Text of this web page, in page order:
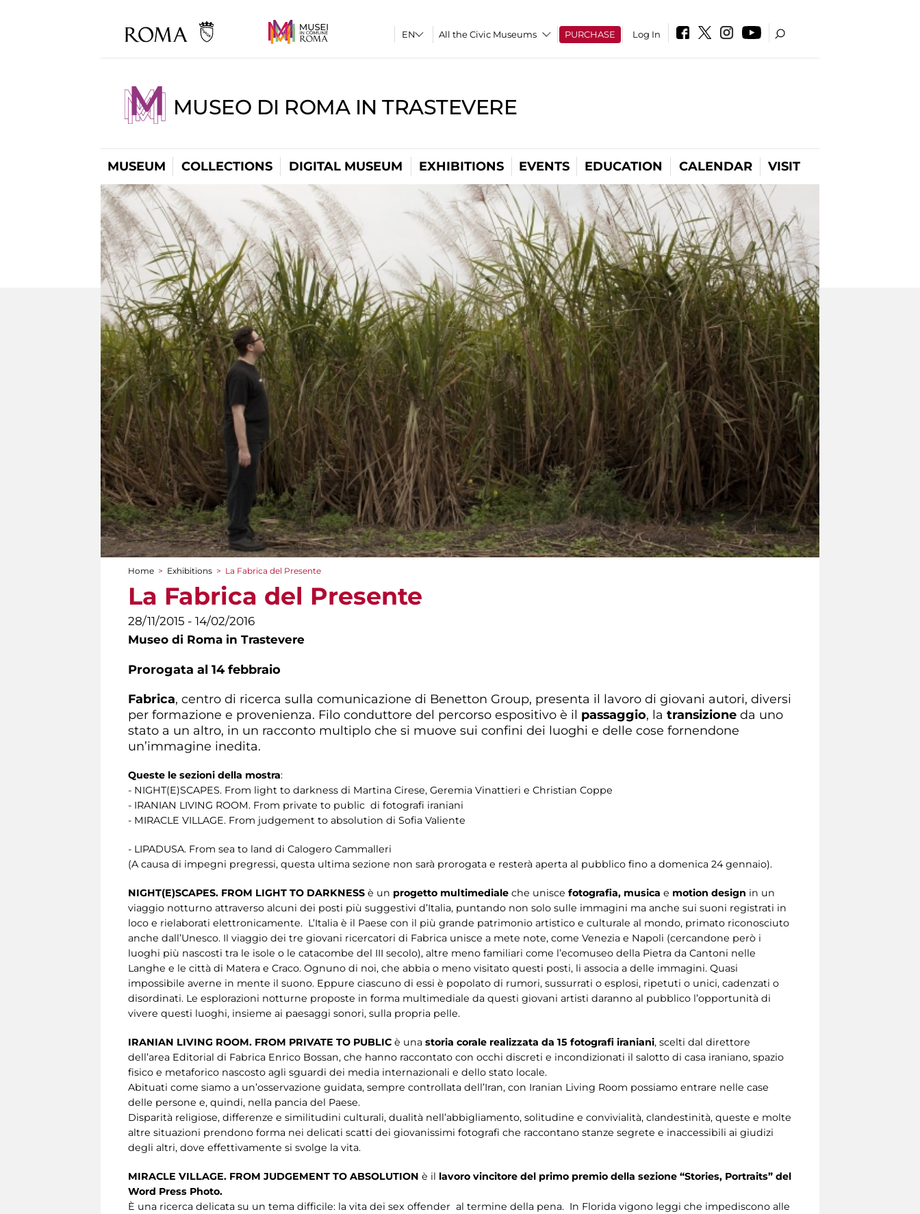
All the Civic Museums PURCHASE Log In
MUSEO DI ROMA IN TRASTEVERE
MUSEUM COLLECTIONS DIGITAL MUSEUM EXHIBITIONS EVENTS EDUCATION CALENDAR VISIT
You are here
Home > Exhibitions > La Fabrica del Presente
La Fabrica del Presente
28/11/2015 - 14/02/2016
Museo di Roma in Trastevere
Prorogata al 14 febbraio
Fabrica, centro di ricerca sulla comunicazione di Benetton Group, presenta il lavoro di giovani autori, diversi
per formazione e provenienza. Filo conduttore del percorso espositivo è il passaggio, la transizione da uno
stato a un altro, in un racconto multiplo che si muove sui confini dei luoghi e delle cose fornendone
un’immagine inedita.
Queste le sezioni della mostra:
- NIGHT(E)SCAPES. From light to darkness di Martina Cirese, Geremia Vinattieri e Christian Coppe
- IRANIAN LIVING ROOM. From private to public di fotografi iraniani
- MIRACLE VILLAGE. From judgement to absolution di Sofia Valiente
- LIPADUSA. From sea to land di Calogero Cammalleri
(A causa di impegni pregressi, questa ultima sezione non sarà prorogata e resterà aperta al pubblico fino a domenica 24 gennaio).
NIGHT(E)SCAPES. FROM LIGHT TO DARKNESS è un progetto multimediale che unisce fotografia, musica e motion design in un
viaggio notturno attraverso alcuni dei posti più suggestivi d’Italia, puntando non solo sulle immagini ma anche sui suoni registrati in
loco e rielaborati elettronicamente. L’Italia è il Paese con il più grande patrimonio artistico e culturale al mondo, primato riconosciuto
anche dall’Unesco. Il viaggio dei tre giovani ricercatori di Fabrica unisce a mete note, come Venezia e Napoli (cercandone però i
luoghi più nascosti tra le isole o le catacombe del III secolo), altre meno familiari come l’ecomuseo della Pietra da Cantoni nelle
Langhe e le città di Matera e Craco. Ognuno di noi, che abbia o meno visitato questi posti, li associa a delle immagini. Quasi
impossibile averne in mente il suono. Eppure ciascuno di essi è popolato di rumori, sussurrati o esplosi, ripetuti o unici, cadenzati o
disordinati. Le esplorazioni notturne proposte in forma multimediale da questi giovani artisti daranno al pubblico l’opportunità di
vivere questi luoghi, insieme ai paesaggi sonori, sulla propria pelle.
IRANIAN LIVING ROOM. FROM PRIVATE TO PUBLIC è una storia corale realizzata da 15 fotografi iraniani, scelti dal direttore
dell’area Editorial di Fabrica Enrico Bossan, che hanno raccontato con occhi discreti e incondizionati il salotto di casa iraniano, spazio
fisico e metaforico nascosto agli sguardi dei media internazionali e dello stato locale.
Abituati come siamo a un’osservazione guidata, sempre controllata dell’Iran, con Iranian Living Room possiamo entrare nelle case
delle persone e, quindi, nella pancia del Paese.
Disparità religiose, differenze e similitudini culturali, dualità nell’abbigliamento, solitudine e convivialità, clandestinità, queste e molte
altre situazioni prendono forma nei delicati scatti dei giovanissimi fotografi che raccontano stanze segrete e inaccessibili ai giudizi
degli altri, dove effettivamente si svolge la vita.
MIRACLE VILLAGE. FROM JUDGEMENT TO ABSOLUTION è il lavoro vincitore del primo premio della sezione “Stories, Portraits” del
Word Press Photo.
È una ricerca delicata su un tema difficile: la vita dei sex offender al termine della pena. In Florida vigono leggi che impediscono alle